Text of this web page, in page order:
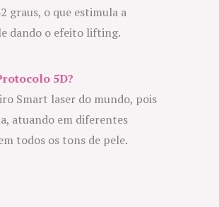
graus, o que estimula a
dando o efeito lifting.
5D?
Smart laser do mundo, pois
atuando em diferentes
todos os tons de pele.